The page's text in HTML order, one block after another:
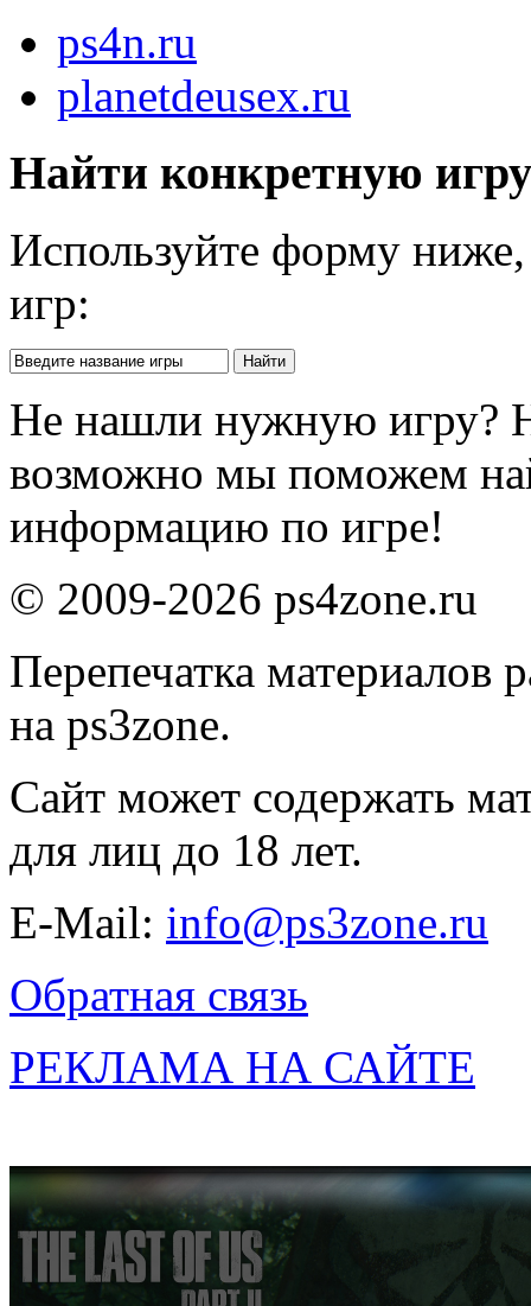
ps4n.ru
planetdeusex.ru
Найти конкретную
Используйте форму
игр:
Не нашли нужную игру?
возможно мы поможем
информацию по игре!
© 2009-2026 ps4zone.ru
Перепечатка материалов
на ps3zone.
Сайт может содержать
для лиц до 18 лет.
E-Mail: info@ps3zone.ru
Обратная связь
РЕКЛАМА НА САЙТЕ